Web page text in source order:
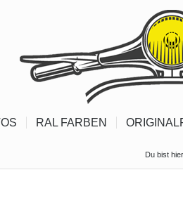
RAL FARBEN
Du bist